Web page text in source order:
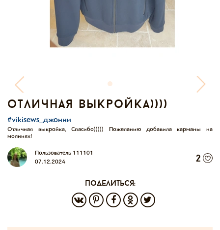
отличная выкройка))))
#vikisews_джонни
Отличная выкройка, Спасибо))))) Пожеланию добавила карманы на
молниях!
Пользователь 111101
07.12.2024
2
поделиться: